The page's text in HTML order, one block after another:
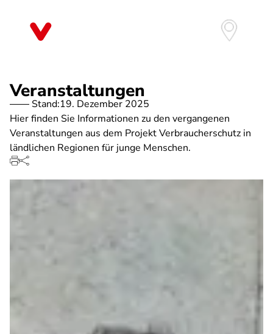
Veranstaltungen
Stand:19. Dezember 2025
Hier finden Sie Informationen zu den vergangenen
Veranstaltungen aus dem Projekt Verbraucherschutz in
ländlichen Regionen für junge Menschen.